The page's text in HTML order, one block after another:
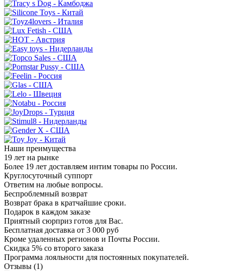
Наши преимущества
19 лет на рынке
Более 19 лет доставляем интим товары по России.
Круглосуточный суппорт
Ответим на любые вопросы.
Беспроблемный возврат
Возврат брака в кратчайшие сроки.
Подарок в каждом заказе
Приятный сюрприз готов для Вас.
Бесплатная доставка от 3 000 руб
Кроме удаленных регионов и Почты России.
Скидка 5% со второго заказа
Программа лояльности для постоянных покупателей.
Отзывы (1)